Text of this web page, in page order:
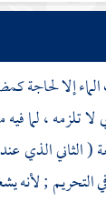
إلا لحاجة
تلزمه ، لما
الثاني الذي
التحريم ; لأنه